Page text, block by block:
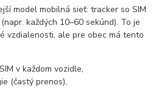
model mobilná sieť: tracker so SIM
každých 10–60 sekúnd). To je
vzdialenosti, ale pre obec má tento
v každom vozidle,
(častý prenos),